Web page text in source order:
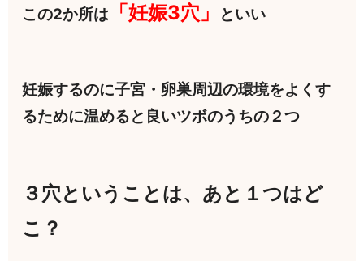
この2か所は 「妊娠3穴」 といい
妊娠するのに子宮・卵巣周辺の環境をよくす
るために温めると良いツボのうちの２つ
３穴ということは、あと１つはど
こ？